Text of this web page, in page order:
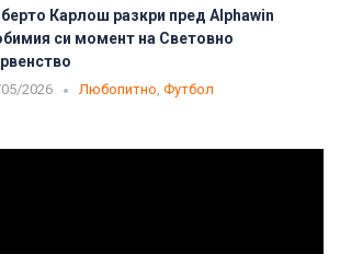
Карлош разкри пред Alphawin
си момент на Световно
2026 Любопитно, Футбол